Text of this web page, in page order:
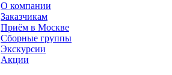
О компании
Заказчикам
Приём в Москве
Сборные группы
Экскурсии
Акции